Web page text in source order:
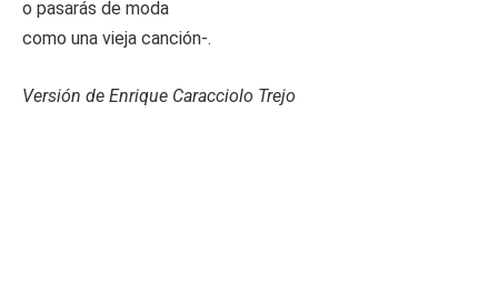
o pasarás de moda
como una vieja canción-.
Versión de Enrique Caracciolo Trejo